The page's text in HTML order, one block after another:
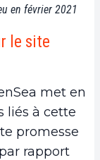
en février 2021
le site
met en
liés à cette
promesse
rapport